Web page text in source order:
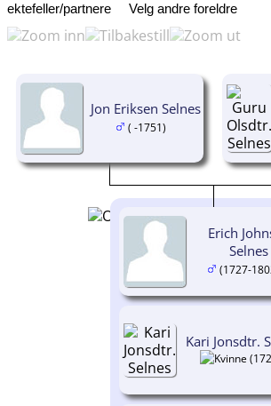
ektefeller/partnere
Velg andre foreldre
Jon Eriksen Selnes
( -1751)
Kari Jonsdtr.
Erich
Selnes
(1727-